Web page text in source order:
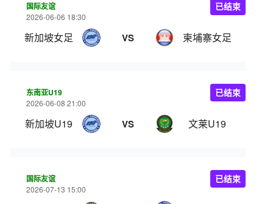
国际友谊
2026-06-06 18:30
新加坡女足 VS 柬埔寨女足
已结束
东南亚U19
2026-06-08 21:00
新加坡U19 VS 文莱U19
已结束
国际友谊
2026-07-13 15:00
已结束